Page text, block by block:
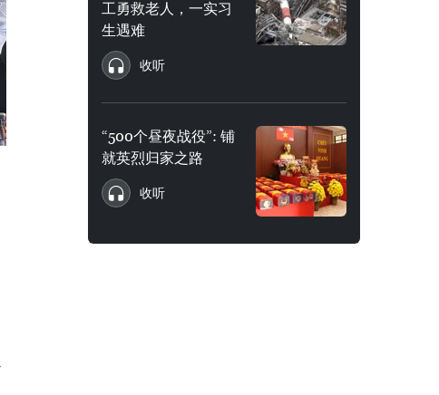
工勇救老人，一实习
生遇难
收听
“500个昼夜战役”: 铺
就英烈归家之路
收听